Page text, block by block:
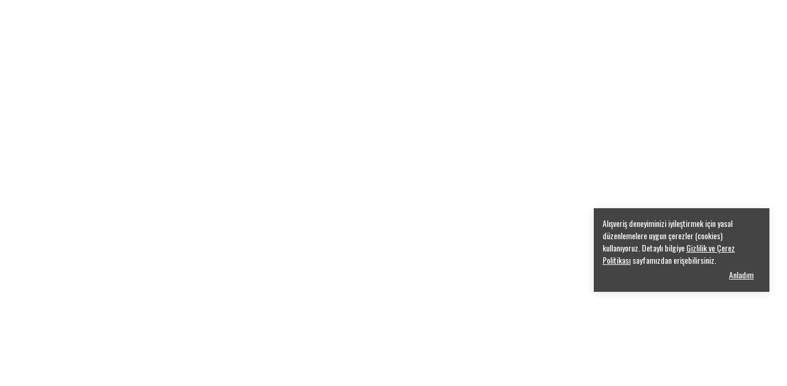
Alışveriş deneyiminizi iyileştirmek için yasal
düzenlemelere uygun çerezler (cookies)
kullanıyoruz. Detaylı bilgiyeGizlilik ve Çerez
Politikasısayfamızdan erişebilirsiniz.
Anladım